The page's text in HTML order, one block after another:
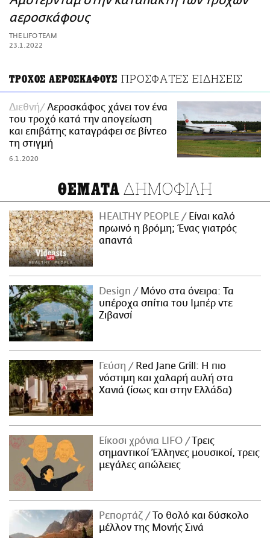
ΑΜΠΑ
PRINT
αεροσκάφους
THE LIFO TEAM
23.1.2022
ΤΡΟΧΟΣ ΑΕΡΟΣΚΑΦΟΥΣ ΠΡΟΣΦΑΤΕΣ ΕΙΔΗΣΕΙΣ
Διεθνή
Αεροσκάφος χάνει τον ένα
του τροχό κατά την απογείωση
και επιβάτης καταγράφει σε βίντεο
τη στιγμή
6.1.2020
ΘΕΜΑΤΑ ΔΗΜΟΦΙΛΗ
HEALTHY PEOPLE
Είναι καλό
πρωινό η βρόμη; Ένας γιατρός
απαντά
Design
Μόνο στα όνειρα: Τα
υπέροχα σπίτια του Ιμπέρ ντε
Ζιβανσί
Γεύση
Red Jane Grill: Η πιο
νόστιμη και χαλαρή αυλή στα
Χανιά (ίσως και στην Ελλάδα)
Είκοσι χρόνια LIFO
Tρεις
σημαντικοί Έλληνες μουσικοί, τρεις
μεγάλες απώλειες
Ρεπορτάζ
Το θολό και δύσκολο
μέλλον της Μονής Σινά